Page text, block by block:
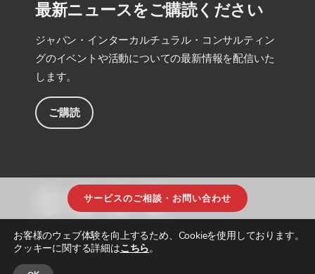
最新ニュースをご購読ください
ジャパン・インターカルチュラル・コンサルティン
グのイベントや活動についての最新情報を配信いた
します。
ご購読
サービスのご相談・お問い合わせ
お客様のウェブ体験を向上するため、Cookieを使用しております。
クッキーに関する詳細はこちら。